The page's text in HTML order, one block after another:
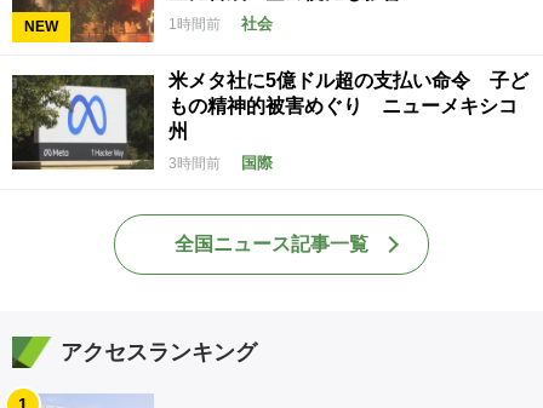
NEW 1時間前 社会
米メタ社に5億ドル超の支払い命令 子ど
もの精神的被害めぐり ニューメキシコ
州
3時間前 国際
全国ニュース記事一覧
アクセスランキング